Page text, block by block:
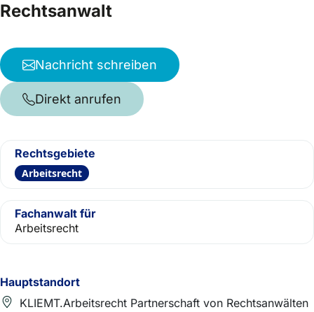
Hauptstandort
KLIEMT.Arbeitsrecht Partnerschaft von Rechtsanwälten
Rechtsanwalt
Nachricht schreiben
Direkt anrufen
Rechtsgebiete
Arbeitsrecht
Fachanwalt für
Arbeitsrecht